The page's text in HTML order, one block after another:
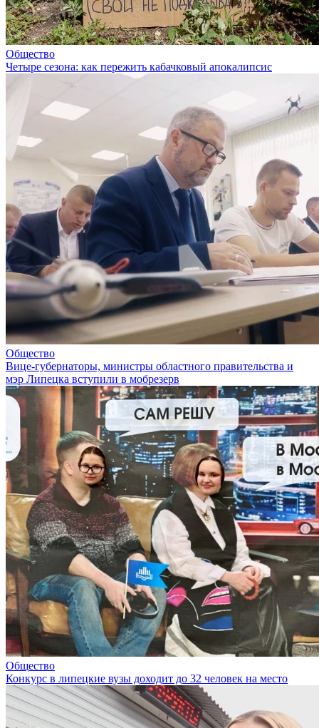
Общество
Четыре сезона: как пережить кабачковый апокалипсис
Общество
Вице-губернаторы, министры областного правительства и
мэр Липецка вступили в мобрезерв
Общество
Конкурс в липецкие вузы доходит до 32 человек на место